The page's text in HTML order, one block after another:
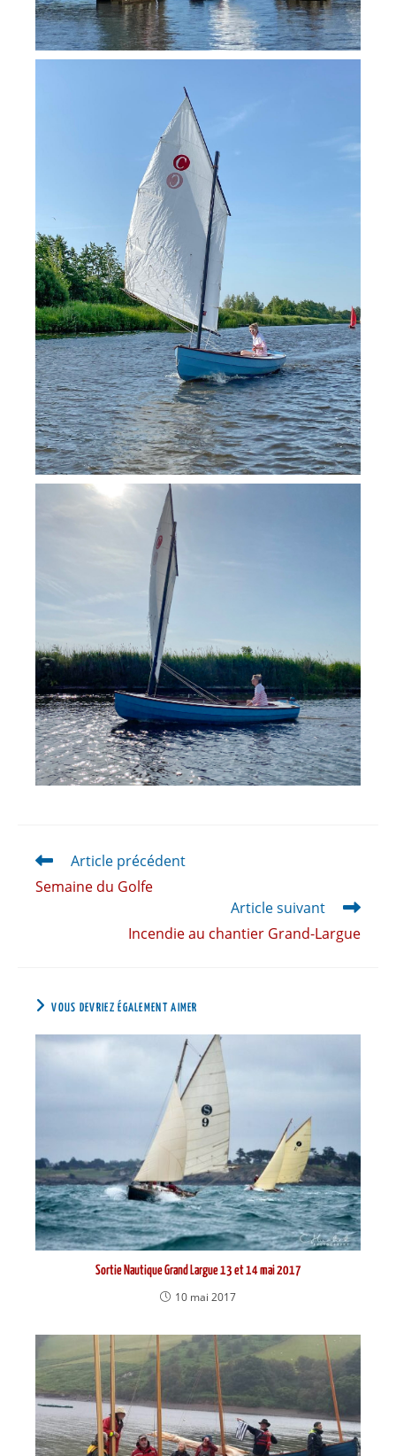
Article précédent
Semaine du Golfe
Article suivant
Incendie au chantier Grand-Largue
VOUS DEVRIEZ ÉGALEMENT AIMER
Sortie Nautique Grand Largue 13 et 14 mai 2017
10 mai 2017